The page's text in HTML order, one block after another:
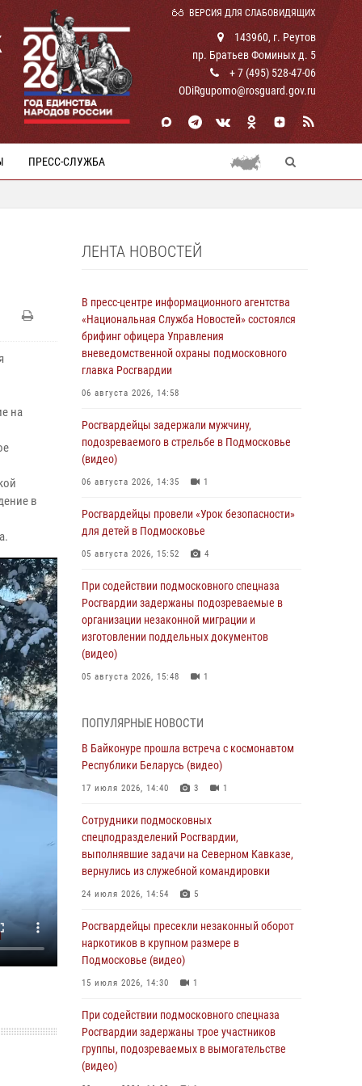
ВЕРСИЯ ДЛЯ СЛАБОВИДЯЩИХ
143960, г. Реутов
пр. Братьев Фоминых д. 5
+ 7 (495) 528-47-06
ODiRgupomo@rosguard.gov.ru
ПРЕСС-СЛУЖБА
на
в
ЛЕНТА НОВОСТЕЙ
В пресс-центре информационного агентства
«Национальная Служба Новостей» состоялся
брифинг офицера Управления
вневедомственной охраны подмосковного
главка Росгвардии
06 августа 2026, 14:58
Росгвардейцы задержали мужчину,
подозреваемого в стрельбе в Подмосковье
(видео)
06 августа 2026, 14:35 1
Росгвардейцы провели «Урок безопасности»
для детей в Подмосковье
05 августа 2026, 15:52 4
При содействии подмосковного спецназа
Росгвардии задержаны подозреваемые в
организации незаконной миграции и
изготовлении поддельных документов
(видео)
05 августа 2026, 15:48 1
супермаркета в Подмосковье (видео)
03 августа 2026, 15:32 1
Росгвардейцы пресекли кражу сантехники,
Подмосковье (видео)
03 августа 2026, 15:08 1
В Подмосковье отметили годовщину со Дня
образования ОМОН «Пересвет»
Офицер подмосковного главка Росгвардии
стал гостем эфира «Радио 1»
01 августа 2026, 17:57
Росгвардейцы задержали рецидивиста,
подозреваемого в краже на крупную сумму в
Подмосковье
31 июля 2026, 13:00
ПОПУЛЯРНЫЕ НОВОСТИ
В Байконуре прошла встреча с космонавтом
Республики Беларусь (видео)
17 июля 2026, 14:40 3 1
Сотрудники подмосковных
спецподразделений Росгвардии,
выполнявшие задачи на Северном Кавказе,
вернулись из служебной командировки
24 июля 2026, 14:54 5
Росгвардейцы пресекли незаконный оборот
наркотиков в крупном размере в
Подмосковье (видео)
15 июля 2026, 14:30 1
При содействии подмосковного спецназа
Росгвардии задержаны трое участников
группы, подозреваемых в вымогательстве
(видео)